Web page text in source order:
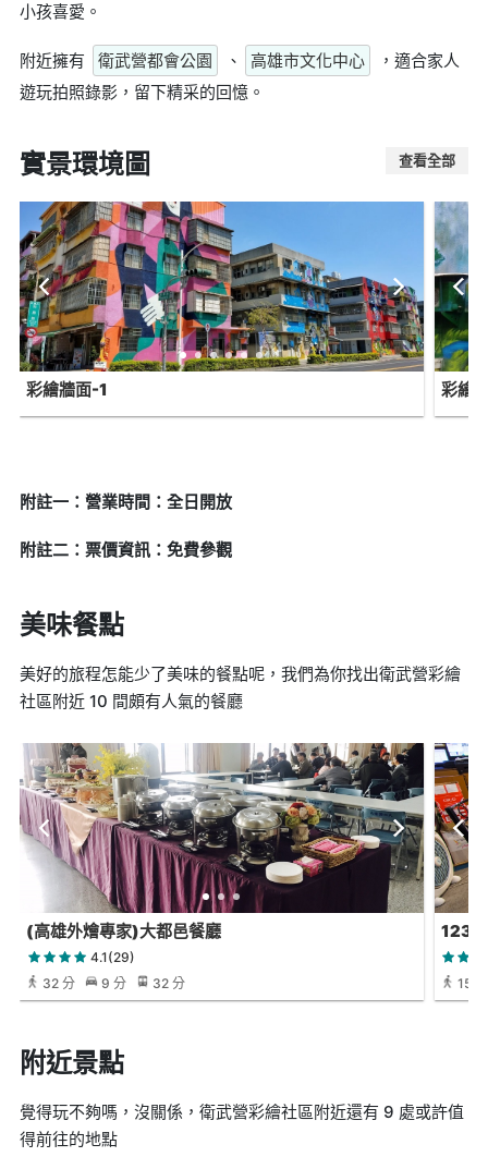
小孩喜愛。
附近擁有 衛武營都會公園 、 高雄市文化中心
，適合家人
遊玩拍照錄影，留下精采的回憶。
實景環境圖 查看全部
彩繪牆面-1 彩繪
附註一：營業時間：全日開放
附註二：票價資訊：免費參觀
美味餐點
美好的旅程怎能少了美味的餐點呢，我們為你找出衛武營彩繪
社區附近 10 間頗有人氣的餐廳
(高雄外燴專家)大都邑餐廳
4.1(29)
32 分
9 分 32 分
123
15 分
附近景點
覺得玩不夠嗎，沒關係，衛武營彩繪社區附近還有 9 處或許值
得前往的地點